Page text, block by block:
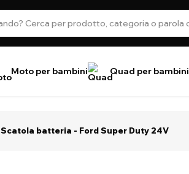
Moto per bambini Quad per bambini
Scatola batteria - Ford Super Duty 24V